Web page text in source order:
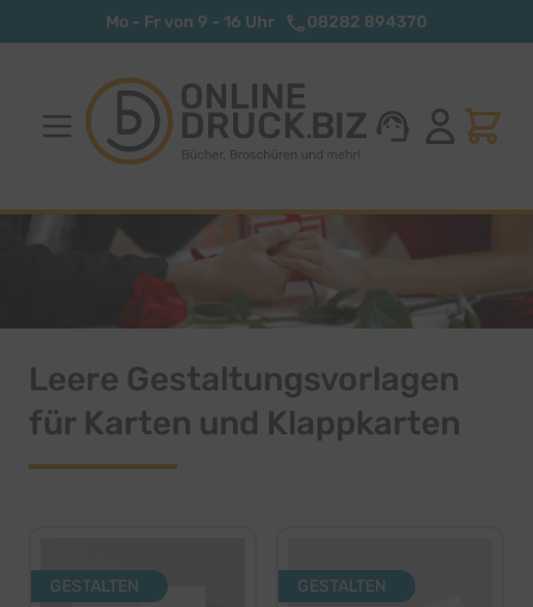
Zum Inhalt springenMo - Fr von 9 - 16 Uhr 08282 894370
Leere Gestaltungsvorlagen
für Karten und Klappkarten
GESTALTEN GESTALTEN